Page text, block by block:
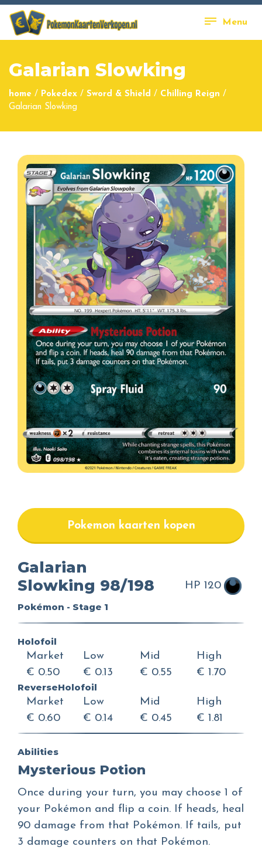
Menu
Galarian Slowking
home / Pokedex / Sword & Shield / Chilling Reign /
Galarian Slowking
Pokemon kaarten kopen
Galarian
Slowking 98/198
Pokémon - Stage 1
HP 120
Holofoil
Market
€ 0.50
Low
€ 0.13
Mid
€ 0.55
High
€ 1.70
ReverseHolofoil
Market
€ 0.60
Low
€ 0.14
Mid
€ 0.45
High
€ 1.81
Abilities
Mysterious Potion
Once during your turn, you may choose 1 of
your Pokémon and flip a coin. If heads, heal
90 damage from that Pokémon. If tails, put
3 damage counters on that Pokémon.